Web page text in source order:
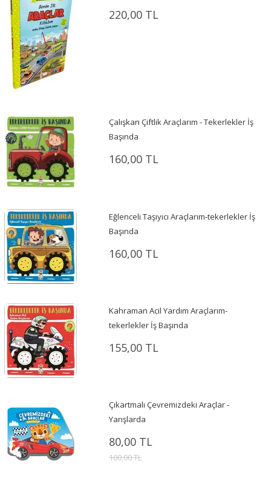
220,00 TL
Çalışkan Çiftlik Araçlarım - Tekerlekler İş
Başında
160,00 TL
Eğlenceli Taşıyıcı Araçlarım-tekerlekler İş
Başında
160,00 TL
Kahraman Acil Yardım Araçlarım-
tekerlekler İş Başında
155,00 TL
Çıkartmalı Çevremizdeki Araçlar -
Yarışlarda
80,00 TL
100,00 TL